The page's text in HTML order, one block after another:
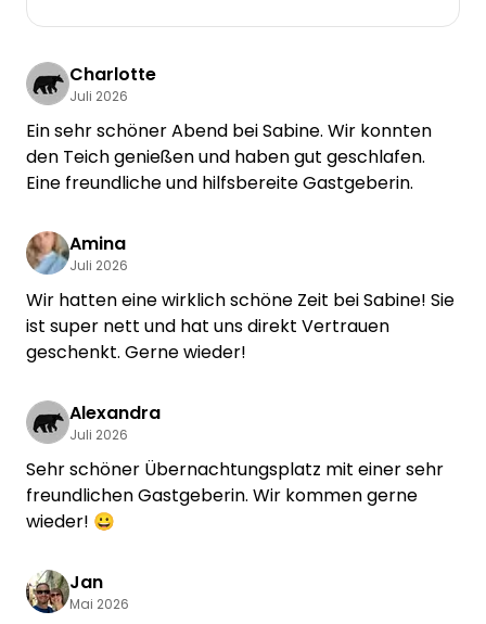
Charlotte
Juli 2026
Ein sehr schöner Abend bei Sabine. Wir konnten
den Teich genießen und haben gut geschlafen.
Eine freundliche und hilfsbereite Gastgeberin.
Amina
Juli 2026
Wir hatten eine wirklich schöne Zeit bei Sabine! Sie
ist super nett und hat uns direkt Vertrauen
geschenkt. Gerne wieder!
Alexandra
Juli 2026
Sehr schöner Übernachtungsplatz mit einer sehr
freundlichen Gastgeberin. Wir kommen gerne
wieder! 😀
Jan
Mai 2026